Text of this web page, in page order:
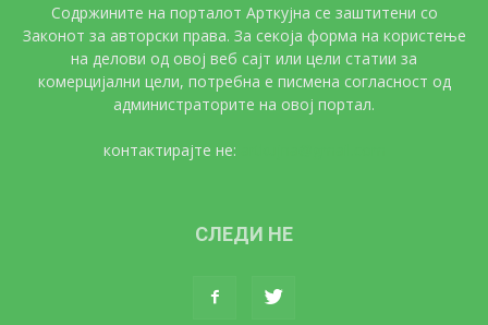
Содржините на порталот Арткујна се заштитени со
Законот за авторски права. За секоја форма на користење
на делови од овој веб сајт или цели статии за
комерцијални цели, потребна е писмена согласност од
администраторите на овој портал.
контактирајте не:
СЛЕДИ НЕ